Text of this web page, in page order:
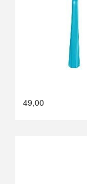
49,00